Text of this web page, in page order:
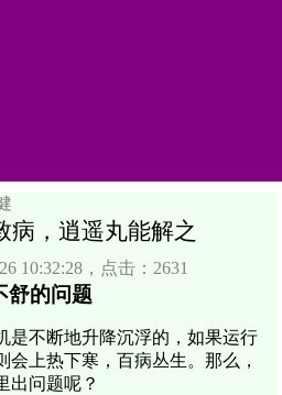
病，逍遥丸能解之
10:32:28，点击：2631
舒的问题
是不断地升降沉浮的，如果运行
上热下寒，百病丛生。那么，
出问题呢？